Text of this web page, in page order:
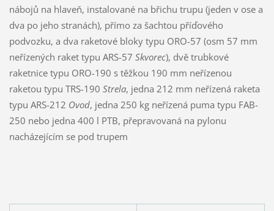
nábojů na hlaveň, instalované na břichu trupu (jeden v ose a
dva po jeho stranách), přímo za šachtou příďového
podvozku, a dva raketové bloky typu ORO-57 (osm 57 mm
neřízených raket typu ARS-57 Skvorec), dvě trubkové
raketnice typu ORO-190 s těžkou 190 mm neřízenou
raketou typu TRS-190 Strela, jedna 212 mm neřízená raketa
typu ARS-212 Ovod, jedna 250 kg neřízená puma typu FAB-
250 nebo jedna 400 l PTB, přepravovaná na pylonu
nacházejícím se pod trupem